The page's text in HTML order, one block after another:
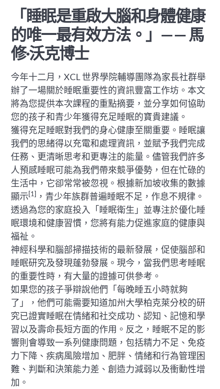
「睡眠是重啟大腦和身體健康
的唯一最有效方法。」—— 馬
修·沃克博士
今年十二月，XCL 世界學院輔導團隊為家長社群舉
辦了一場關於睡眠重要性的資訊豐富工作坊。本文
將為您提供本次課程的重點摘要，並分享如何協助
您的孩子和青少年獲得充足睡眠的寶貴建議。
獲得充足睡眠對我們的身心健康至關重要。睡眠讓
我們的思緒得以充電和處理資訊，並賦予我們完成
任務、更清晰思考和更專注的能量。儘管我們許多
人預感睡眠可能為我們帶來競爭優勢，但在忙碌的
生活中，它卻常常被忽視。根據新加坡收集的數據
顯示[1] ，青少年族群普遍睡眠不足，作息不規律。
透過為您的家庭投入「睡眠衛生」並專注於優化睡
眠環境和健康習慣，您將有能力促進家庭的健康與
福祉。
神經科學和腦部掃描技術的最新發展，促使腦部和
睡眠研究及發現蓬勃發展。現今，當我們思考睡眠
的重要性時，有大量的證據可供參考。
如果您的孩子爭辯說他們「每晚睡五小時就夠
了」，他們可能需要知道加州大學柏克萊分校的研
究已證實睡眠在情緒和社交成功、認知、記憶和學
習以及壽命長短方面的作用。反之，睡眠不足的影
響則會導致一系列健康問題，包括精力不足、免疫
力下降、疾病風險增加、肥胖、情緒和行為管理困
難、判斷和決策能力差、創造力減弱以及衝動性增
加。